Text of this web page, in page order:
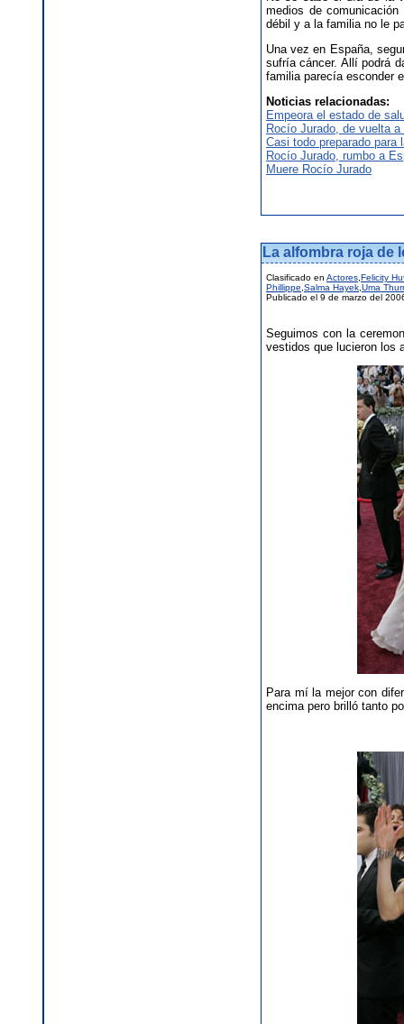
medios de
débil y a la familia no le
Una vez en España,
sufría cáncer. Allí podrá
familia parecía esconder
Noticias relacionadas:
Empeora el estado de
Rocío Jurado, de vuelta
Casi todo preparado para
Rocío Jurado, rumbo a
Muere Rocío Jurado
La alfombra roja de
Clasificado en Actores Felicity
Phillippe Salma Hayek Uma
Publicado el 9 de marzo del
Seguimos con la
vestidos que lucieron los
Para mí la mejor con
encima pero brilló tanto